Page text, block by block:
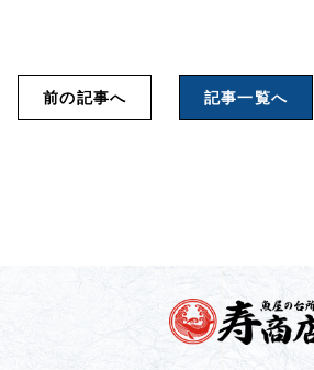
前の記事へ 記事一覧へ